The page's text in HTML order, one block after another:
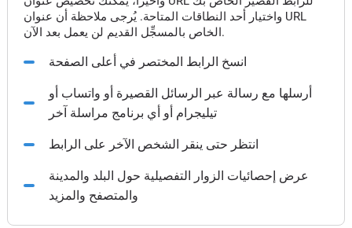
واختيار أحد النطاقات المتاحة. يُرجى ملاحظة أن عنوان URL
الخاص بالمسجِّل القديم لن يعمل بعد الآن.
انسخ الرابط المختصر في أعلى الصفحة
أرسلها مع رسالة عبر الرسائل القصيرة أو واتساب أو
تيليجرام أو أي برنامج مراسلة آخر
انتظر حتى ينقر الشخص الآخر على الرابط
عرض إحصائيات الزوار التفصيلية حول البلد والمدينة
والمتصفح والمزيد